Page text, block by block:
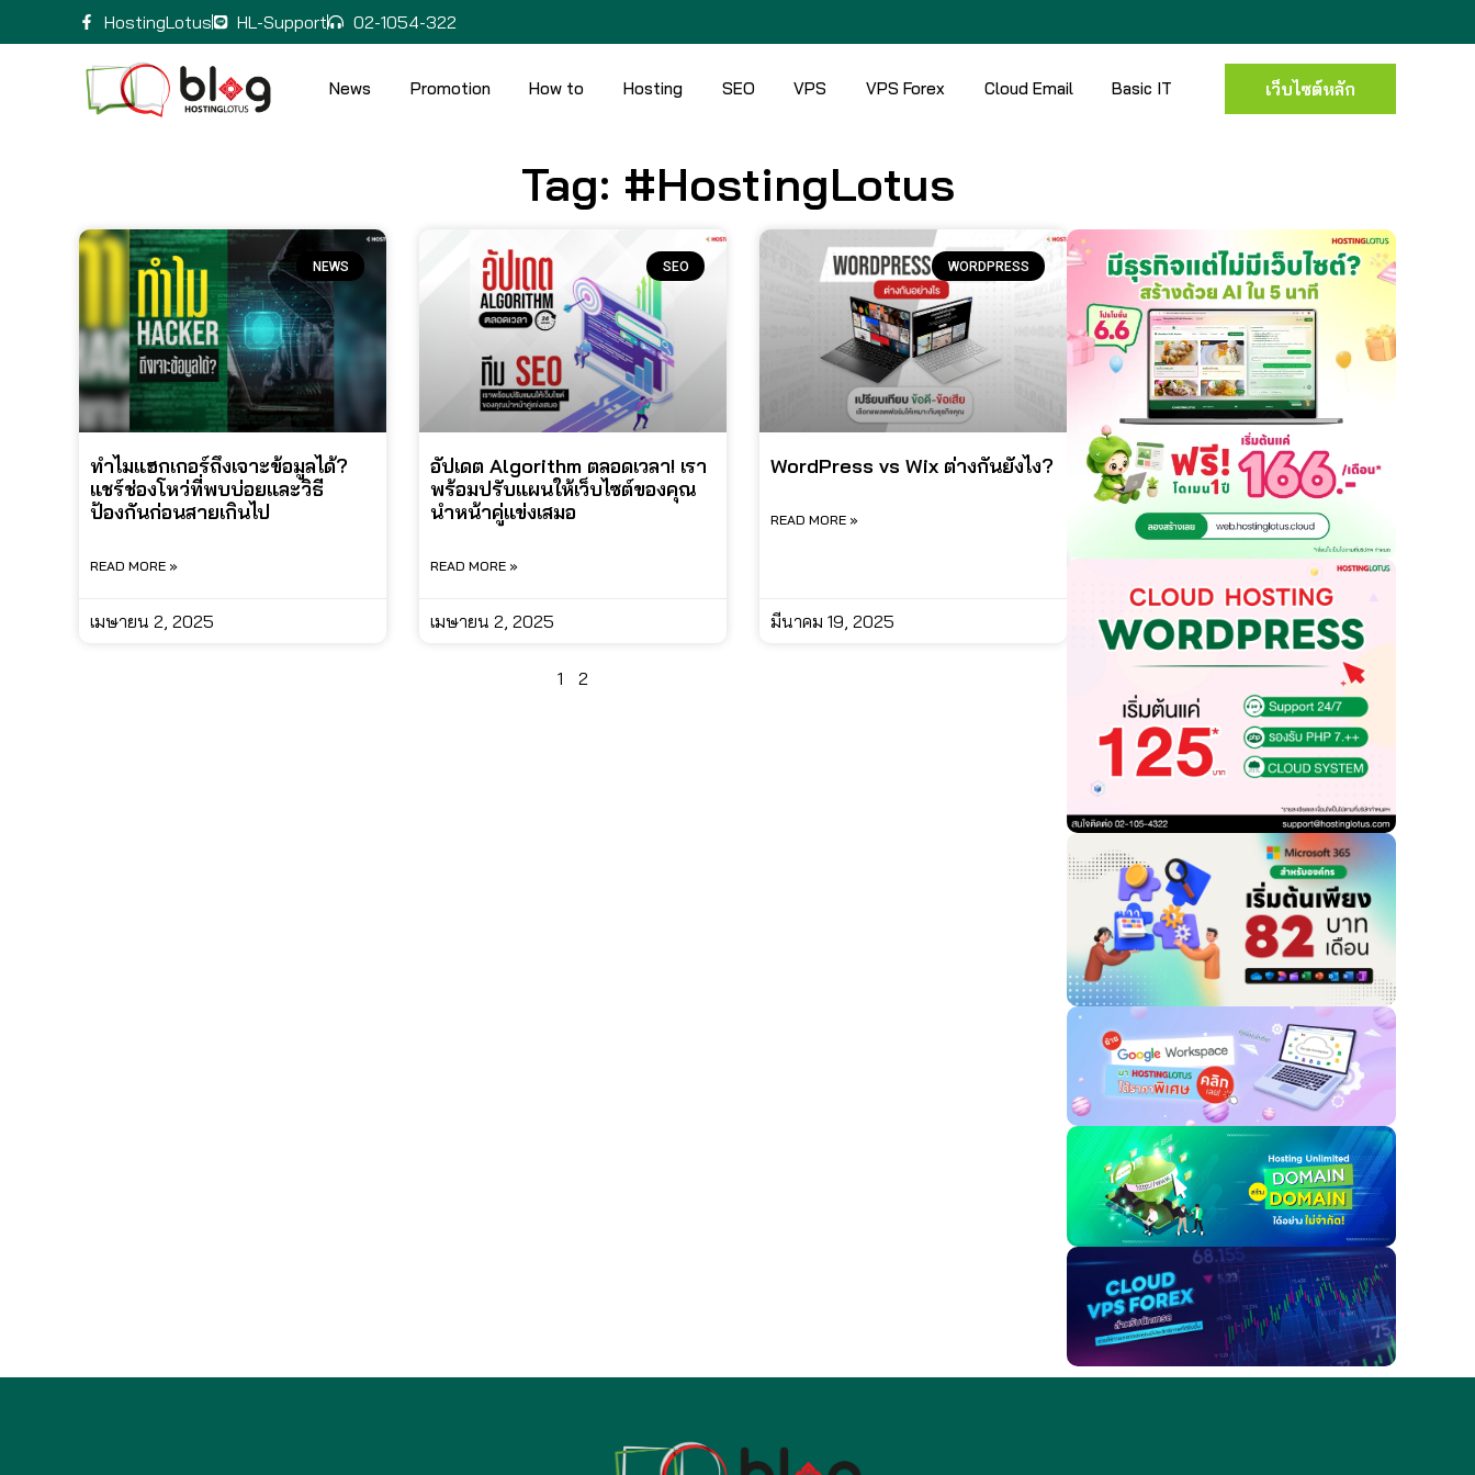
HostingLotus HL-Support 02-1054-322
News Promotion How to Hosting SEO VPS VPS Forex Cloud Email Basic IT เว็บไซต์หลัก
Tag: #HostingLotus
NEWS
ทำไมแฮกเกอร์ถึงเจาะข้อมูลได้?
แชร์ช่องโหว่ที่พบบ่อยและวิธี
ป้องกันก่อนสายเกินไป
READ MORE »
เมษายน 2, 2025
SEO
อัปเดต Algorithm ตลอดเวลา! เรา
พร้อมปรับแผนให้เว็บไซต์ของคุณ
นำหน้าคู่แข่งเสมอ
READ MORE »
เมษายน 2, 2025
WORDPRESS
WordPress vs Wix ต่างกันยังไง?
READ MORE »
มีนาคม 19, 2025
1 2